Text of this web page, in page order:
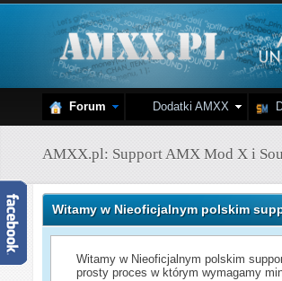
Forum Dodatki AMXX
AMXX.pl: Support AMX Mod X i
Witamy w Nieoficjalnym polskim
Witamy w Nieoficjalnym polskim
prosty proces w którym wymagamy